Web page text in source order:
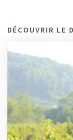
DÉCOUVRIR LE